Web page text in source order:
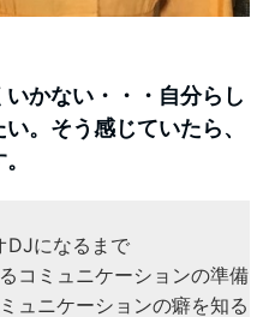
かない・・・自分らし
。そう感じていたら、
になるまで
コミュニケーションの準備
ニケーションの癖を知る